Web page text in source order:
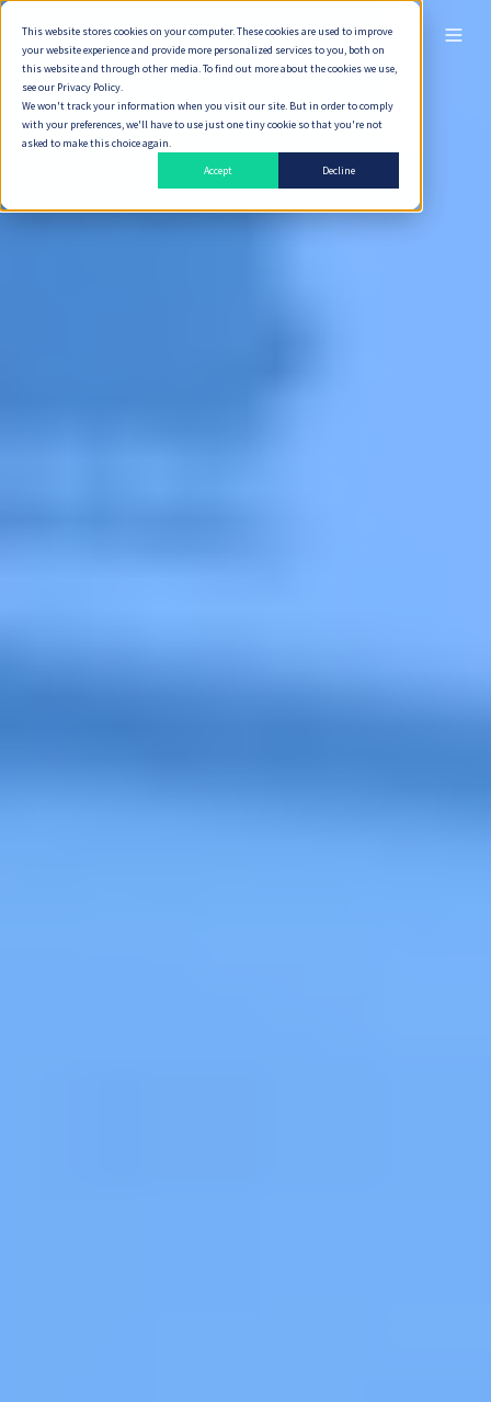
This website stores cookies on your computer. These cookies are used to improve
your website experience and provide more personalized services to you, both on
this website and through other media. To find out more about the cookies we use,
see our Privacy Policy.
We won't track your information when you visit our site. But in order to comply
with your preferences, we'll have to use just one tiny cookie so that you're not
asked to make this choice again.
Accept
Decline
ไทย